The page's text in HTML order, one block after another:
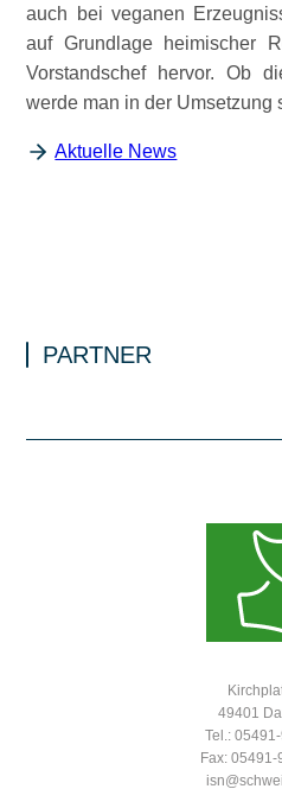
auch bei veganen
auf Grundlage heimischer
Vorstandschef hervor. Ob
werde man in der Umsetzung
Aktuelle News
PARTNER
49401
Tel.:
Fax: 05491-